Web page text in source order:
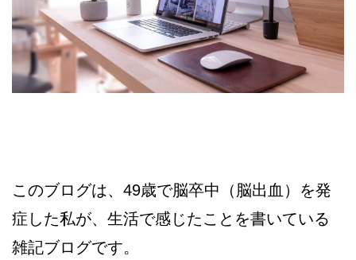
このブログは、49歳で脳卒中（脳出血）を発
症した私が、生活で感じたことを書いている
雑記ブログです。